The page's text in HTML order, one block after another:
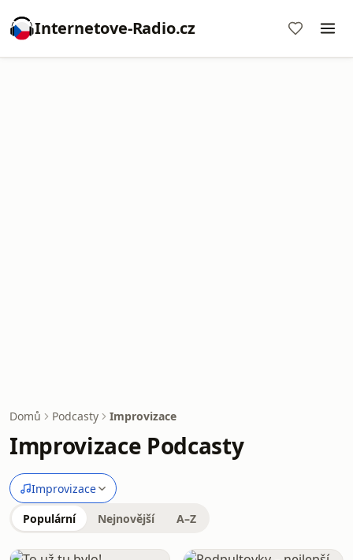
Internetove-Radio.cz
Domů Podcasty Improvizace
Improvizace Podcasty
Improvizace
Populární Nejnovější A–Z